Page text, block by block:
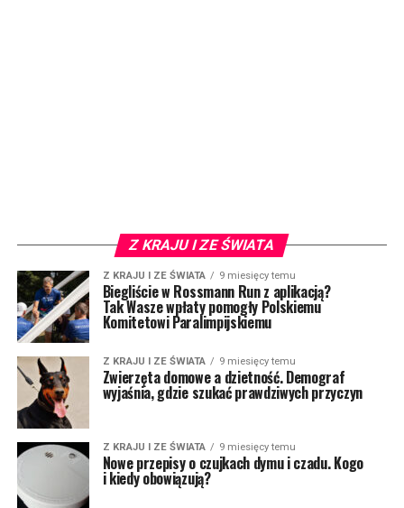
Z KRAJU I ZE ŚWIATA
Z KRAJU I ZE ŚWIATA 9 miesięcy temu
Biegliście w Rossmann Run z aplikacją?
Tak Wasze wpłaty pomogły Polskiemu
Komitetowi Paralimpijskiemu
Z KRAJU I ZE ŚWIATA 9 miesięcy temu
Zwierzęta domowe a dzietność. Demograf
wyjaśnia, gdzie szukać prawdziwych przyczyn
Z KRAJU I ZE ŚWIATA 9 miesięcy temu
Nowe przepisy o czujkach dymu i czadu. Kogo
i kiedy obowiązują?